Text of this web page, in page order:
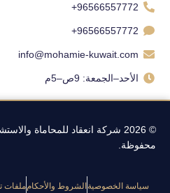
96566557772+
96566557772+
info@mohamie-kuwait.com
الأحد–الجمعة: 9ص–5م
© 2026 شركة انعقاد للمحاماة
محفوظة.
سياسة الخصوصية الشروط والأحكامملفات